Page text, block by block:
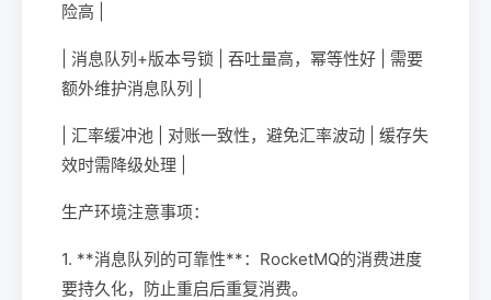
险高 |
| 消息队列+版本号锁 | 吞吐量高，幂等性好 | 需要
额外维护消息队列 |
| 汇率缓冲池 | 对账一致性，避免汇率波动 | 缓存失
效时需降级处理 |
生产环境注意事项：
1. **消息队列的可靠性**：RocketMQ的消费进度
要持久化，防止重启后重复消费。